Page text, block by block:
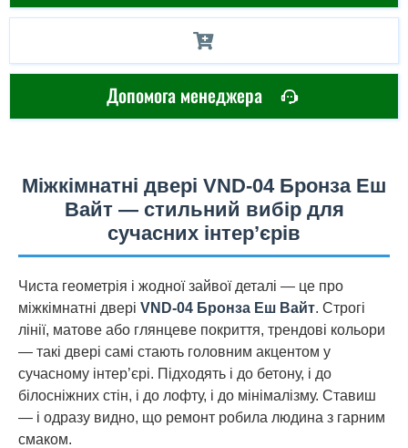
Допомога менеджера
Міжкімнатні двері VND-04 Бронза Еш
Вайт — стильний вибір для
сучасних інтер’єрів
Чиста геометрія і жодної зайвої деталі — це про
міжкімнатні двері VND-04 Бронза Еш Вайт. Строгі
лінії, матове або глянцеве покриття, трендові кольори
— такі двері самі стають головним акцентом у
сучасному інтер’єрі. Підходять і до бетону, і до
білосніжних стін, і до лофту, і до мінімалізму. Ставиш
— і одразу видно, що ремонт робила людина з гарним
смаком.